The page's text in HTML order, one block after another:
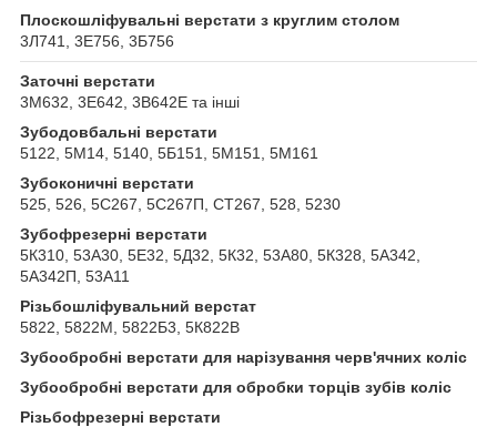
Плоскошліфувальні верстати з круглим столом
3Л741, 3Е756, 3Б756
Заточні верстати
3М632, 3Е642, 3В642Е та інші
Зубодовбальні верстати
5122, 5М14, 5140, 5Б151, 5М151, 5М161
Зубоконичні верстати
525, 526, 5С267, 5С267П, СТ267, 528, 5230
Зубофрезерні верстати
5К310, 53А30, 5Е32, 5Д32, 5К32, 53А80, 5К328, 5А342,
5А342П, 53А11
Різьбошліфувальний верстат
5822, 5822М, 5822Б3, 5К822В
Зубообробні верстати для нарізування черв'ячних коліс
Зубообробні верстати для обробки торців зубів коліс
Різьбофрезерні верстати